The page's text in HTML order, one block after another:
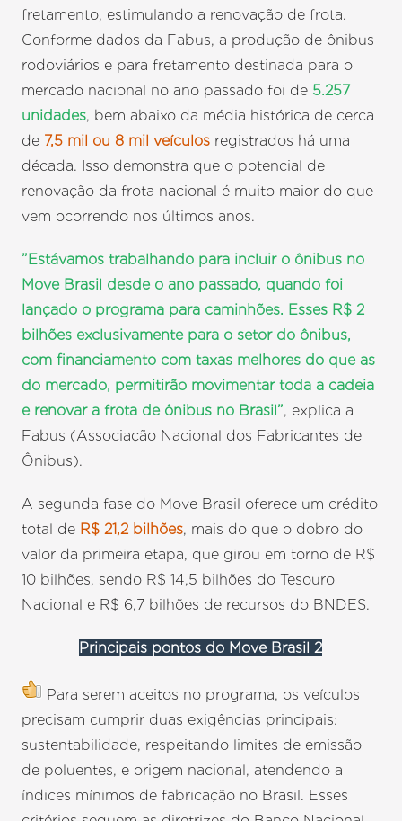
fretamento, estimulando a renovação de frota.
Conforme dados da Fabus, a produção de ônibus
rodoviários e para fretamento destinada para o
mercado nacional no ano passado foi de 5.257
unidades, bem abaixo da média histórica de cerca
de 7,5 mil ou 8 mil veículos registrados há uma
década. Isso demonstra que o potencial de
renovação da frota nacional é muito maior do que
vem ocorrendo nos últimos anos.
”Estávamos trabalhando para incluir o ônibus no
Move Brasil desde o ano passado, quando foi
lançado o programa para caminhões. Esses R$ 2
bilhões exclusivamente para o setor do ônibus,
com financiamento com taxas melhores do que as
do mercado, permitirão movimentar toda a cadeia
e renovar a frota de ônibus no Brasil”, explica a
Fabus (Associação Nacional dos Fabricantes de
Ônibus).
A segunda fase do Move Brasil oferece um crédito
total de R$ 21,2 bilhões, mais do que o dobro do
valor da primeira etapa, que girou em torno de R$
10 bilhões, sendo R$ 14,5 bilhões do Tesouro
Nacional e R$ 6,7 bilhões de recursos do BNDES.
Principais pontos do Move Brasil 2
Para serem aceitos no programa, os veículos
precisam cumprir duas exigências principais:
sustentabilidade, respeitando limites de emissão
de poluentes, e origem nacional, atendendo a
índices mínimos de fabricação no Brasil. Esses